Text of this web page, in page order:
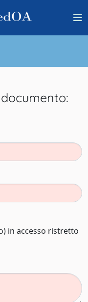
in accesso ristretto